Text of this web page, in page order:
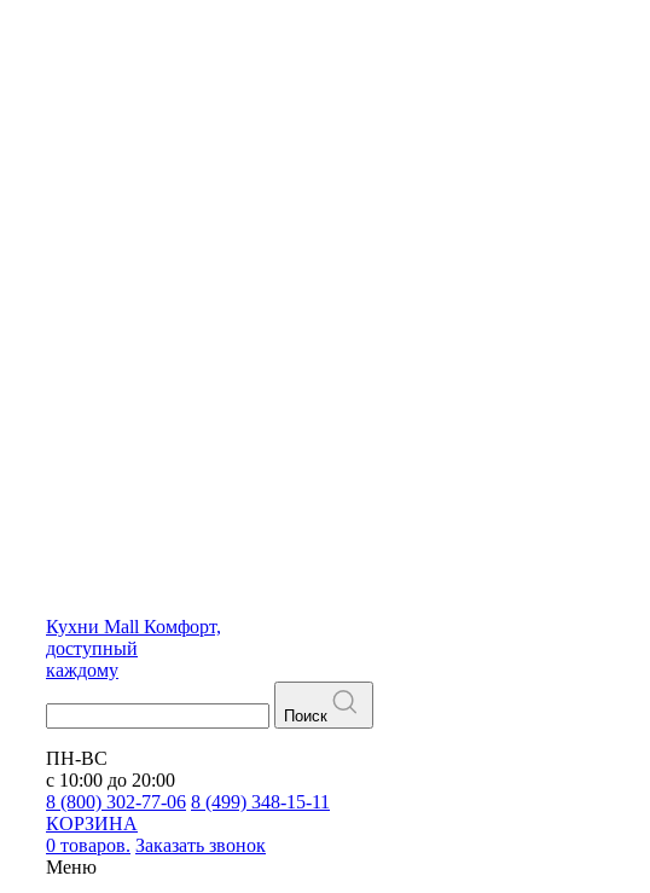
Кухни Mall Комфорт,
доступный
каждому
Поиск
ПН-ВС
с 10:00 до 20:00
8 (800) 302-77-06 8 (499) 348-15-11
КОРЗИНА
0 товаров. Заказать звонок
Меню